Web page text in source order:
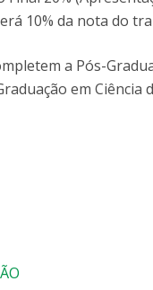
10% da nota do
a Pós-
em Ciência